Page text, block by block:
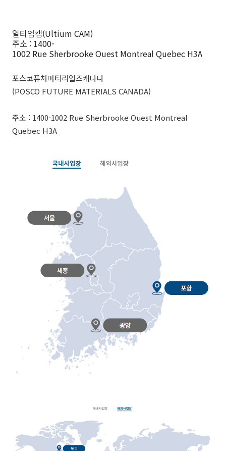
얼티엄캠(Ultium CAM)
주소 : 1400-
1002 Rue Sherbrooke Ouest Montreal Quebec H3A
포스코퓨처머티리얼즈캐나다
(POSCO FUTURE MATERIALS CANADA)
주소 : 1400-1002 Rue Sherbrooke Ouest Montreal
Quebec H3A